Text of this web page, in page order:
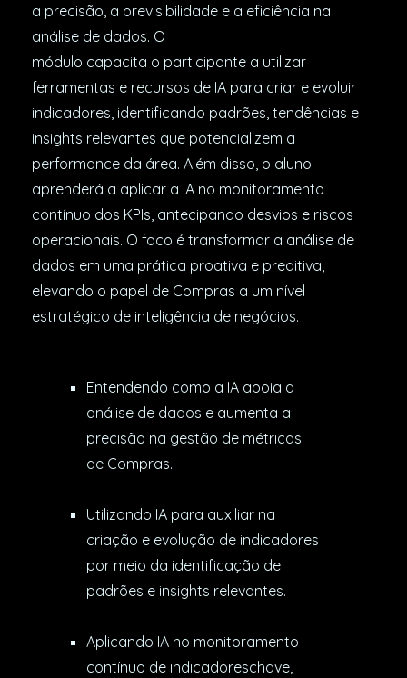
a precisão, a previsibilidade e a eficiência na
análise de dados. O
módulo capacita o participante a utilizar
ferramentas e recursos de IA para criar e evoluir
indicadores, identificando padrões, tendências e
insights relevantes que potencializem a
performance da área. Além disso, o aluno
aprenderá a aplicar a IA no monitoramento
contínuo dos KPIs, antecipando desvios e riscos
operacionais. O foco é transformar a análise de
dados em uma prática proativa e preditiva,
elevando o papel de Compras a um nível
estratégico de inteligência de negócios.
Entendendo como a IA apoia a
análise de dados e aumenta a
precisão na gestão de métricas
de Compras.
Utilizando IA para auxiliar na
criação e evolução de indicadores
por meio da identificação de
padrões e insights relevantes.
Aplicando IA no monitoramento
contínuo de indicadoreschave,